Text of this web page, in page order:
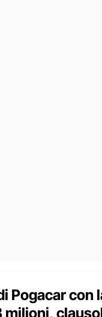
Pogacar con
milioni,